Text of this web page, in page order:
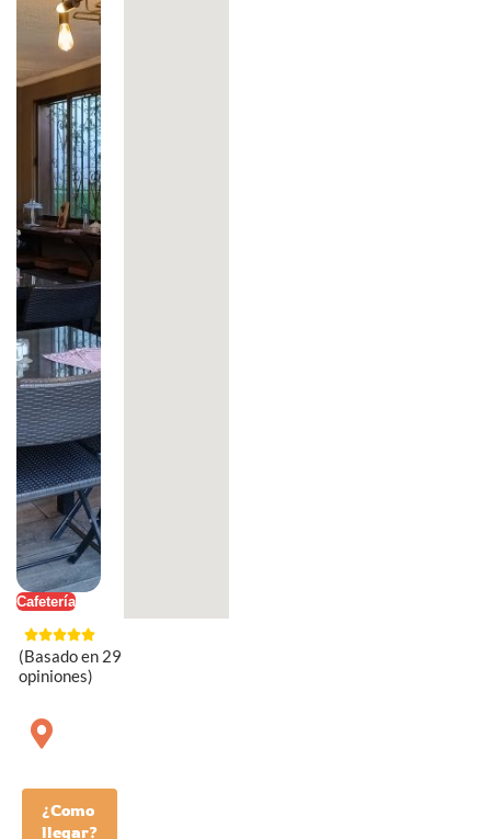
Cafetería
(Basado en 29
opiniones)
¿Como
llegar?